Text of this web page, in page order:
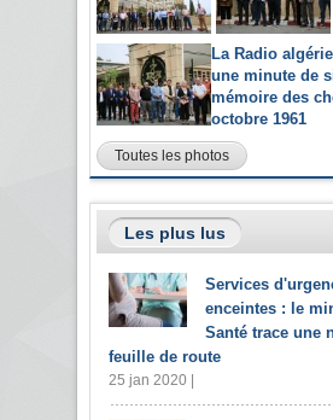
La Radio
une minute de
mémoire des
octobre 1961
Toutes les photos
Les plus lus
Services
enceintes : le
Santé trace une
feuille de route
25 jan 2020 |